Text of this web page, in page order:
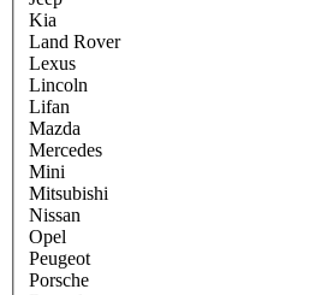
Kia
Land Rover
Lexus
Lincoln
Lifan
Mazda
Mercedes
Mini
Mitsubishi
Nissan
Opel
Peugeot
Porsche